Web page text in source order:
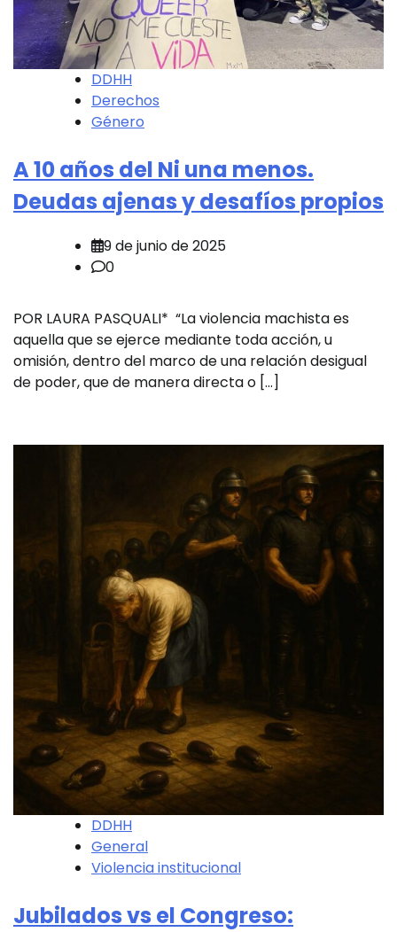
DDHH
Derechos
Género
A 10 años del Ni una menos.
Deudas ajenas y desafíos propios
9 de junio de 2025
0
POR LAURA PASQUALI* “La violencia machista es
aquella que se ejerce mediante toda acción, u
omisión, dentro del marco de una relación desigual
de poder, que de manera directa o […]
DDHH
General
Violencia institucional
Jubilados vs el Congreso: